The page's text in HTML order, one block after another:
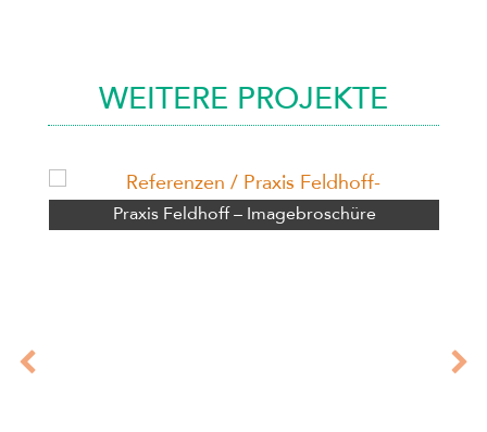
WEITERE PROJEKTE
Praxis Feldhoff – Imagebroschüre